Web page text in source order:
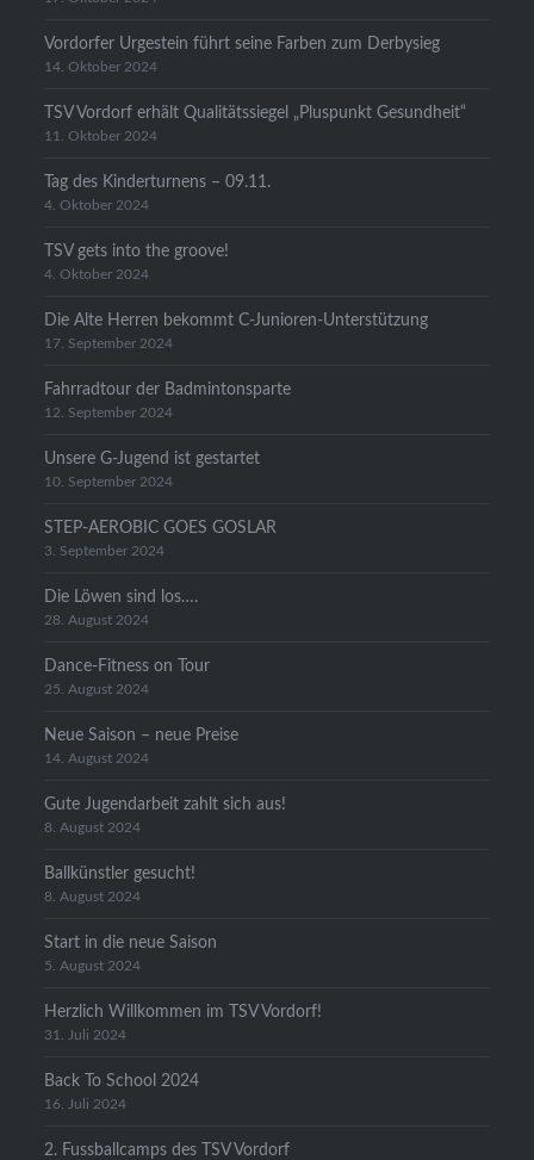
Vordorfer Urgestein führt seine Farben zum Derbysieg
14. Oktober 2024
TSV Vordorf erhält Qualitätssiegel „Pluspunkt Gesundheit“
11. Oktober 2024
Tag des Kinderturnens – 09.11.
4. Oktober 2024
TSV gets into the groove!
4. Oktober 2024
Die Alte Herren bekommt C-Junioren-Unterstützung
17. September 2024
Fahrradtour der Badmintonsparte
12. September 2024
Unsere G-Jugend ist gestartet
10. September 2024
STEP-AEROBIC GOES GOSLAR
3. September 2024
Die Löwen sind los….
28. August 2024
Dance-Fitness on Tour
25. August 2024
Neue Saison – neue Preise
14. August 2024
Gute Jugendarbeit zahlt sich aus!
8. August 2024
Ballkünstler gesucht!
8. August 2024
Start in die neue Saison
5. August 2024
Herzlich Willkommen im TSV Vordorf!
31. Juli 2024
Back To School 2024
16. Juli 2024
2. Fussballcamps des TSV Vordorf